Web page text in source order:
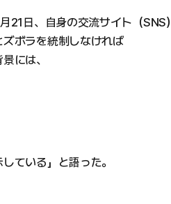
21日、自身の交流サイト（SNS）
ズボラを統制しなければ
には、
ている」と語った。